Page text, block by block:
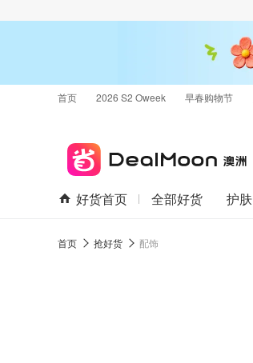
首页 2026 S2 Oweek 早春购物节
好货首页 全部好货 护肤
首页 抢好货 配饰